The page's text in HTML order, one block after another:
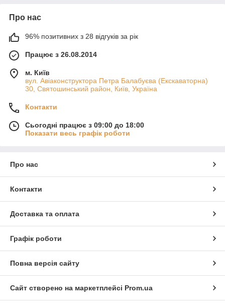
Про нас
96% позитивних з 28 відгуків за рік
Працює з 26.08.2014
м. Київ
вул. Авіаконструктора Петра Балабуєва (Екскаваторна)
30, Святошинський район, Київ, Україна
Контакти
Сьогодні працює з 09:00 до 18:00
Показати весь графік роботи
Про нас
Контакти
Доставка та оплата
Графік роботи
Повна версія сайту
Сайт створено на маркетплейсі Prom.ua